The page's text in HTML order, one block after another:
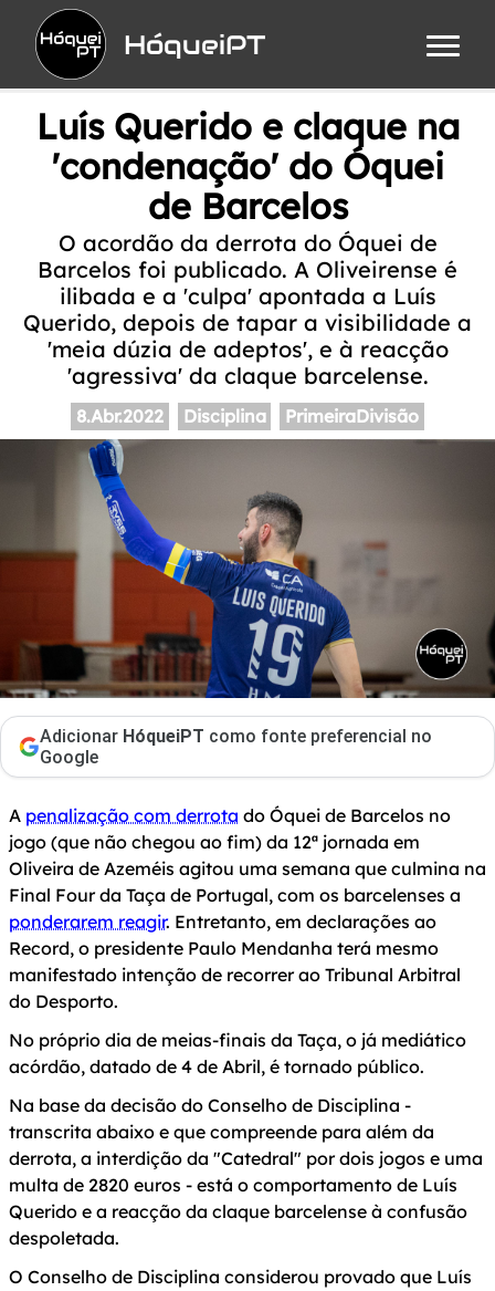
HóqueiPT
Luís Querido e claque na
'condenação' do Óquei
de Barcelos
O acordão da derrota do Óquei de
Barcelos foi publicado. A Oliveirense é
ilibada e a 'culpa' apontada a Luís
Querido, depois de tapar a visibilidade a
'meia dúzia de adeptos', e à reacção
'agressiva' da claque barcelense.
8.Abr.2022 Disciplina PrimeiraDivisão
Adicionar HóqueiPT como fonte preferencial no
Google
A penalização com derrota do Óquei de Barcelos no
jogo (que não chegou ao fim) da 12ª jornada em
Oliveira de Azeméis agitou uma semana que culmina na
Final Four da Taça de Portugal, com os barcelenses a
ponderarem reagir. Entretanto, em declarações ao
Record, o presidente Paulo Mendanha terá mesmo
manifestado intenção de recorrer ao Tribunal Arbitral
do Desporto.
No próprio dia de meias-finais da Taça, o já mediático
acórdão, datado de 4 de Abril, é tornado público.
Na base da decisão do Conselho de Disciplina -
transcrita abaixo e que compreende para além da
derrota, a interdição da "Catedral" por dois jogos e uma
multa de 2820 euros - está o comportamento de Luís
Querido e a reacção da claque barcelense à confusão
despoletada.
O Conselho de Disciplina considerou provado que Luís